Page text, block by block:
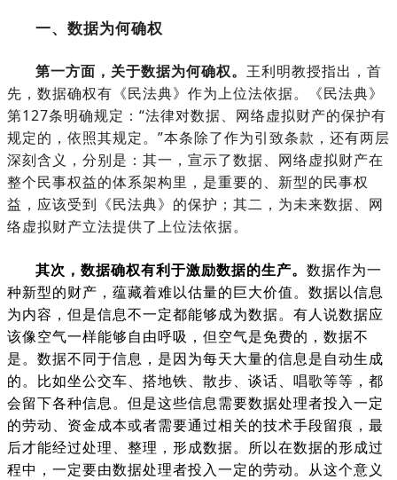
一、数据为何确权
第一方面，关于数据为何确权。 王利明教授指出，首
先，数据确权有《民法典》作为上位法依据。《民法典》
第127条明确规定：“法律对数据、网络虚拟财产的保护有
规定的，依照其规定。”本条除了作为引致条款，还有两层
深刻含义，分别是：其一，宣示了数据、网络虚拟财产在
整个民事权益的体系架构里，是重要的、新型的民事权
益，应该受到《民法典》的保护；其二，为未来数据、网
络虚拟财产立法提供了上位法依据。
其次，数据确权有利于激励数据的生产。 数据作为一
种新型的财产，蕴藏着难以估量的巨大价值。数据以信息
为内容，但是信息不一定都能够成为数据。有人说数据应
该像空气一样能够自由呼吸，但空气是免费的，数据不
是。数据不同于信息，是因为每天大量的信息是自动生成
的。比如坐公交车、搭地铁、散步、谈话、唱歌等等，都
会留下各种信息。但是这些信息需要数据处理者投入一定
的劳动、资金成本或者需要通过相关的技术手段留痕，最
后才能经过处理、整理，形成数据。所以在数据的形成过
程中，一定要由数据处理者投入一定的劳动。从这个意义